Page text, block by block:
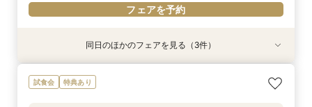
フェアを予約
【少人数での結婚式にオススメ！】じっくりご見
学×アットホームパーティー相談フェア
特典あり
幸せの航海を♪【スイーツ×５０分クルーズ】１件
目来館にお勧め！
【オンライン相談会】お手軽３Dウォークでご見
学♪運命の会場がここに・・★
同日のほかのフェアを見る（3件）
試食会 特典あり